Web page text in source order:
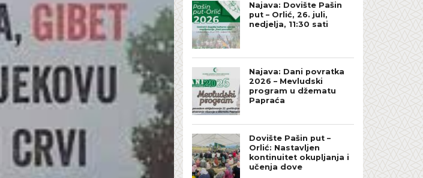
Najava: Dovište Pašin
put – Orlić, 26. juli,
nedjelja, 11:30 sati
Najava: Dani povratka
2026 – Mevludski
program u džematu
Papraća
Dovište Pašin put –
Orlić: Nastavljen
kontinuitet okupljanja i
učenja dove